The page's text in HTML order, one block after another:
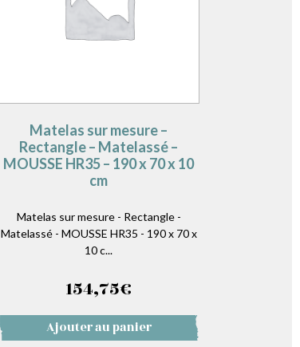
Matelas sur mesure –
Rectangle – Matelassé –
MOUSSE HR35 – 190 x 70 x 10
cm
Matelas sur mesure - Rectangle -
Matelassé - MOUSSE HR35 - 190 x 70 x
10 c...
154,75€
Ajouter au panier